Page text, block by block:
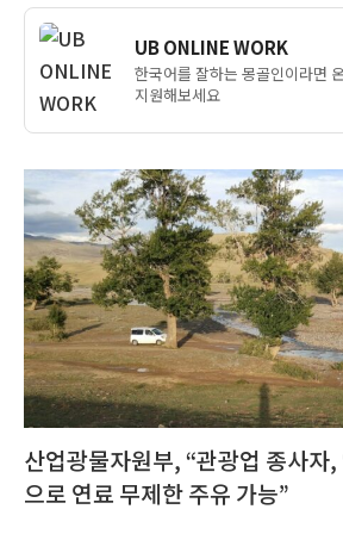
UB ONLINE WORK
한국어를 잘하는 몽골인이라면
지원해보세요
산업광물자원부, “관광업 종사자,
으로 연료 무제한 주유 가능”